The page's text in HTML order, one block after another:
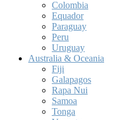
Colombia
Equador
Paraguay
Peru
Uruguay
Australia & Oceania
Fiji
Galapagos
Rapa Nui
Samoa
Tonga